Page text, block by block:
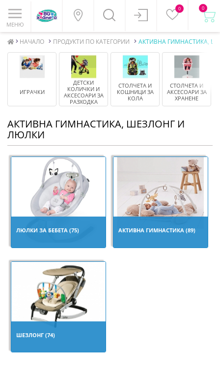
МЕНЮ
0 0
НАЧАЛО ПРОДУКТИ ПО КАТЕГОРИИ АКТИВНА ГИМНАСТИКА,
ИГРАЧКИ
ДЕТСКИ
КОЛИЧКИ И
АКСЕСОАРИ ЗА
РАЗХОДКА
СТОЛЧЕТА И
КОШНИЦИ ЗА
КОЛА
СТОЛЧЕТА И
АКСЕСОАРИ ЗА
ХРАНЕНЕ
АКТИВНА ГИМНАСТИКА, ШЕЗЛОНГ И
ЛЮЛКИ
ЛЮЛКИ ЗА БЕБЕТА (75) АКТИВНА ГИМНАСТИКА (89)
ШЕЗЛОНГ (74)